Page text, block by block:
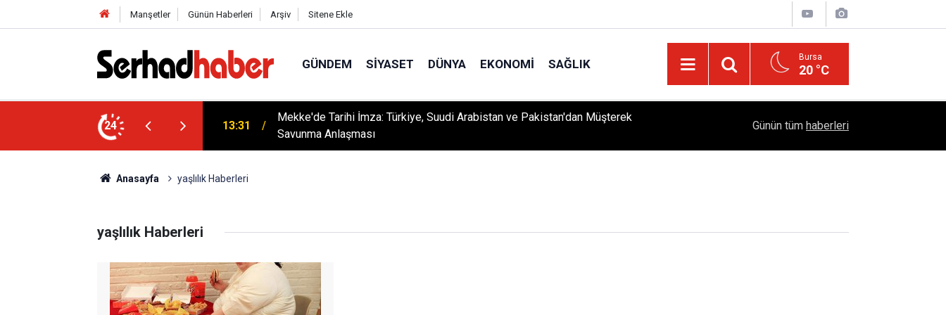
Manşetler Günün Haberleri Arşiv Sitene Ekle
GÜNDEM SIYASET DÜNYA EKONOMI SAĞLIK Bursa
20 °C
24
Sınavı Takvimi Açıklandı: Aşırı
13:31
Mekke'de Tarihi İmza: Türkiye, Suudi Arabistan ve Pakistan'dan Müşterek
Savunma Anlaşması
YÜSİAD’dan Sanayiye Güçlü Destek: Ayhan
Günün tüm haberleri
Anasayfa yaşlılık Haberleri
yaşlılık Haberleri